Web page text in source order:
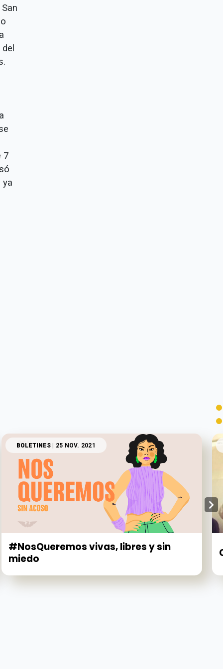
7
ya
BOLETINES | 25 NOV. 2021
#NosQueremos vivas, libres y sin
miedo